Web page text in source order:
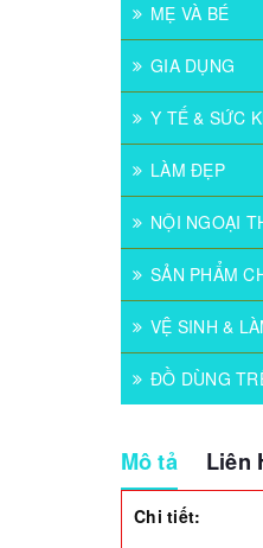
MẸ VÀ BÉ
GIA DỤNG
Y TẾ & SỨC
LÀM ĐẸP
NỘI NGOẠI
SẢN PHẨM
VỆ SINH &
ĐỒ DÙNG
Mô tả Liên
Chi tiết: